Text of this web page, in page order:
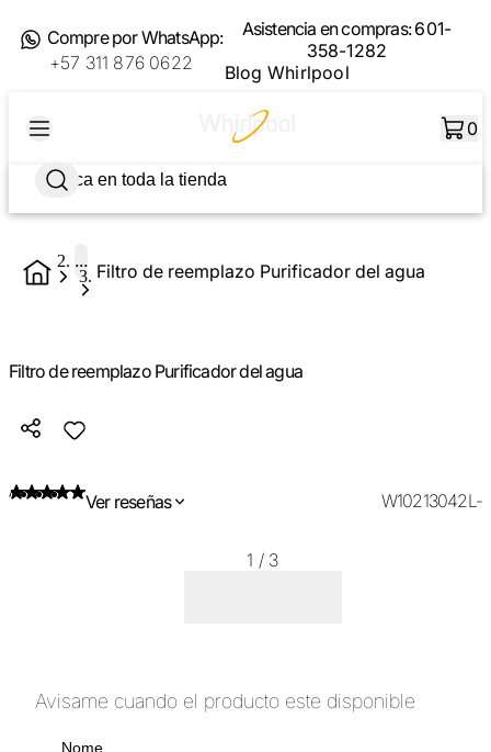
Compre por WhatsApp:
+57 311 876 0622
Asistencia en compras:601-
358-1282
Blog Whirlpool
0
... Filtro de reemplazo Purificador del agua
Filtro de reemplazo Purificador del agua
Ver reseñas W10213042L-
1 / 3
Avisame cuando el producto este disponible